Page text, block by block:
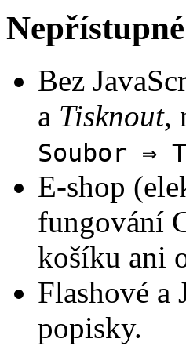
Bez
a Tisknout,
Soubor ⇒
E-shop
fungování
košíku ani
Flashové a
popisky.